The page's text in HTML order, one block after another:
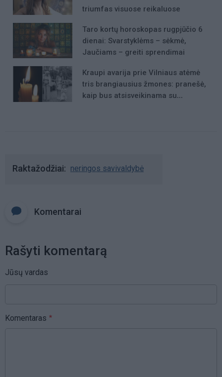
triumfas visuose reikaluose
Taro kortų horoskopas rugpjūčio 6
dienai: Svarstyklėms – sėkmė,
Jaučiams – greiti sprendimai
Kraupi avarija prie Vilniaus atėmė
tris brangiausius žmones: pranešė,
kaip bus atsisveikinama su
Raktažodžiai neringos savivaldybė
Komentarai
Rašyti komentarą
Jūsų vardas
Komentaras